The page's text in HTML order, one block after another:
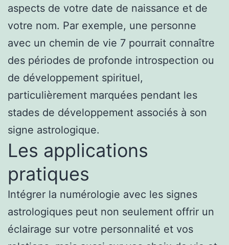
aspects de votre date de naissance et de
votre nom. Par exemple, une personne
avec un chemin de vie 7 pourrait connaître
des périodes de profonde introspection ou
de développement spirituel,
particulièrement marquées pendant les
stades de développement associés à son
signe astrologique.
Les applications
pratiques
Intégrer la numérologie avec les signes
astrologiques peut non seulement offrir un
éclairage sur votre personnalité et vos